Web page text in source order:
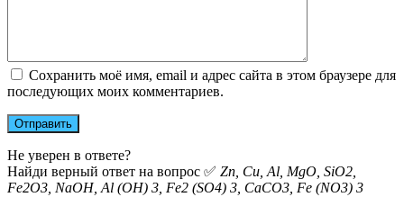
Сохранить моё имя, email и адрес сайта в этом браузере для
последующих моих комментариев.
Не уверен в ответе?
Найди верный ответ на вопрос ✅ Zn, Cu, Al, MgO, SiO2,
Fe2O3, NaOH, Al (OH) 3, Fe2 (SO4) 3, CaCO3, Fe (NO3) 3